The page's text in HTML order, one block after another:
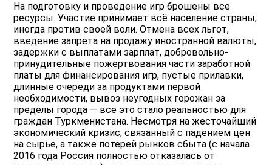
На подготовку и проведение игр брошены все
ресурсы. Участие принимает всё население страны,
иногда против своей воли. Отмена всех льгот,
введение запрета на продажу иностранной валюты,
задержки с выплатами зарплат, добровольно-
принудительные пожертвования части заработной
платы для финансирования игр, пустые прилавки,
длинные очереди за продуктами первой
необходимости, вывоз неугодных горожан за
пределы города — все это стало реальностью для
граждан Туркменистана. Несмотря на жесточайший
экономический кризис, связанный с падением цен
на сырье, а также потерей рынков сбыта (с начала
2016 года Россия полностью отказалась от